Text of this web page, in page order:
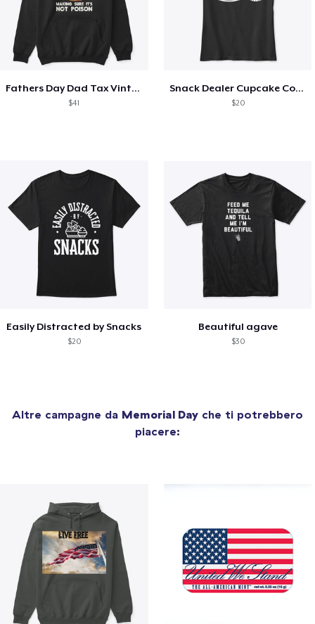
Fathers Day Dad Tax Vintage Papa T-Shirt
$41
Snack Dealer Cupcake Cookie and Milk
$20
Easily Distracted by Snacks
$20
Beautiful agave
$30
Altre campagne da Memorial Day che ti potrebbero
piacere: